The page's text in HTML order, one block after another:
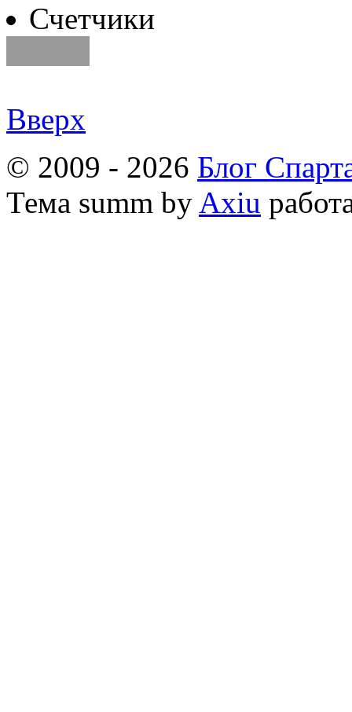
Счетчики
Вверх
© 2009 - 2026 Блог
Тема summ by Axiu